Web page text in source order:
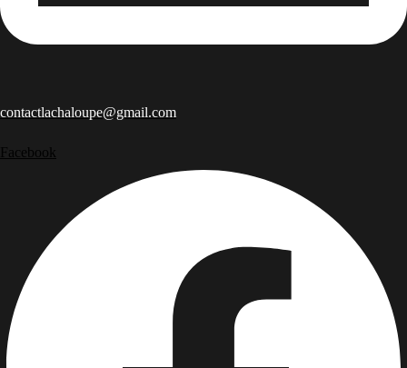
contactlachaloupe@gmail.com
Facebook